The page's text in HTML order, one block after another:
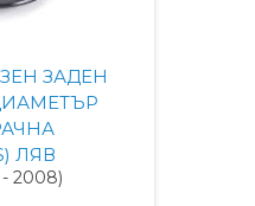
ЗАДЕН
ЛЯВ
2008)